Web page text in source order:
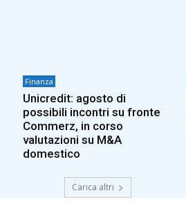
Finanza
Unicredit: agosto di
possibili incontri su fronte
Commerz, in corso
valutazioni su M&A
domestico
Carica altri